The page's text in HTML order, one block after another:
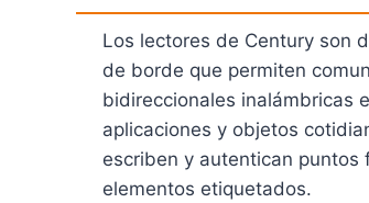
Los lectores de Century son
de borde que permiten
bidireccionales inalámbricas
aplicaciones y objetos
escriben y autentican puntos
elementos etiquetados.